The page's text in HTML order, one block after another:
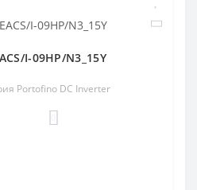
I-09HP/N3_15Y
Portofino DC Inverter